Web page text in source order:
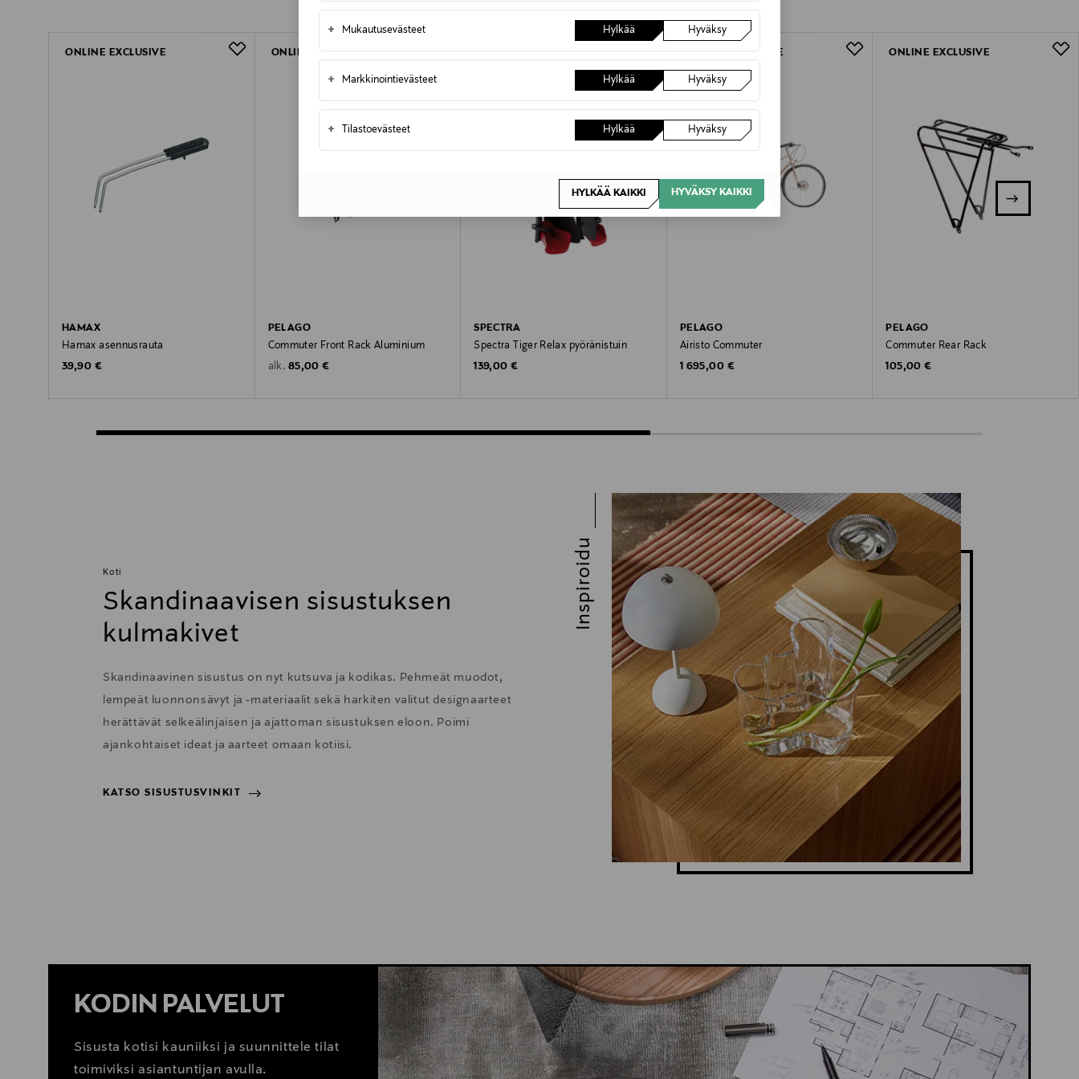
+ Mukautusevästeet Hylkää Hyväksy
+ Markkinointievästeet Hylkää Hyväksy
+ Tilastoevästeet Hylkää Hyväksy
HYLKÄÄ KAIKKI HYVÄKSY KAIKKI
ONLINE EXCLUSIVE
HAMAX
Hamax asennusrauta
Original Price
39,90 €
ONLINE EXCLUSIVE
PELAGO
Commuter Front Rack Aluminium
alk. Original Price
85,00 €
ONLINE EXCLUSIVE
SPECTRA
Spectra Tiger Relax pyöränistuin
Original Price
139,00 €
ONLINE EXCLUSIVE
PELAGO
Airisto Commuter
Original Price
1 695,00 €
ONLINE EXCLUSIVE
PELAGO
Commuter Rear Rack
Original Price
105,00 €
Koti
Skandinaavisen sisustuksen
kulmakivet
Skandinaavinen sisustus on nyt kutsuva ja kodikas. Pehmeät muodot,
lempeät luonnonsävyt ja -materiaalit sekä harkiten valitut designaarteet
herättävät selkeälinjaisen ja ajattoman sisustuksen eloon. Poimi
ajankohtaiset ideat ja aarteet omaan kotiisi.
KATSO SISUSTUSVINKIT
Inspiroidu
KODIN PALVELUT
Sisusta kotisi kauniiksi ja suunnittele tilat
toimiviksi asiantuntijan avulla.